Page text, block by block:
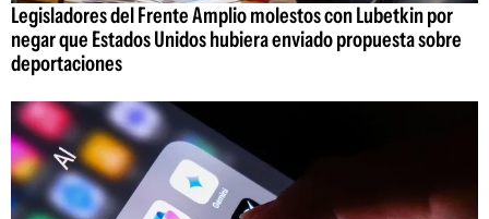
Legisladores del Frente Amplio molestos con Lubetkin por
negar que Estados Unidos hubiera enviado propuesta sobre
deportaciones